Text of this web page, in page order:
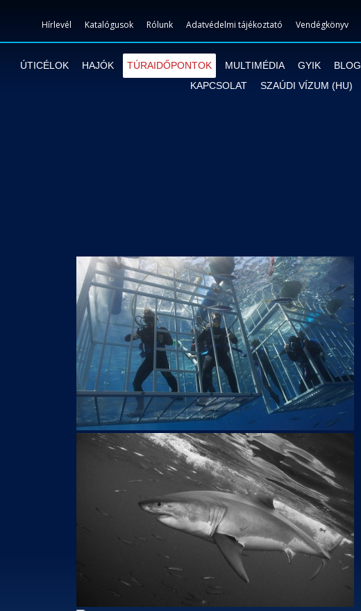
Hírlevél Katalógusok Rólunk Adatvédelmi tájékoztató Vendégkönyv
ÚTICÉLOK HAJÓK TÚRAIDŐPONTOK MULTIMÉDIA GYIK BLOG
KAPCSOLAT
SZAÚDI VÍZUM (HU)